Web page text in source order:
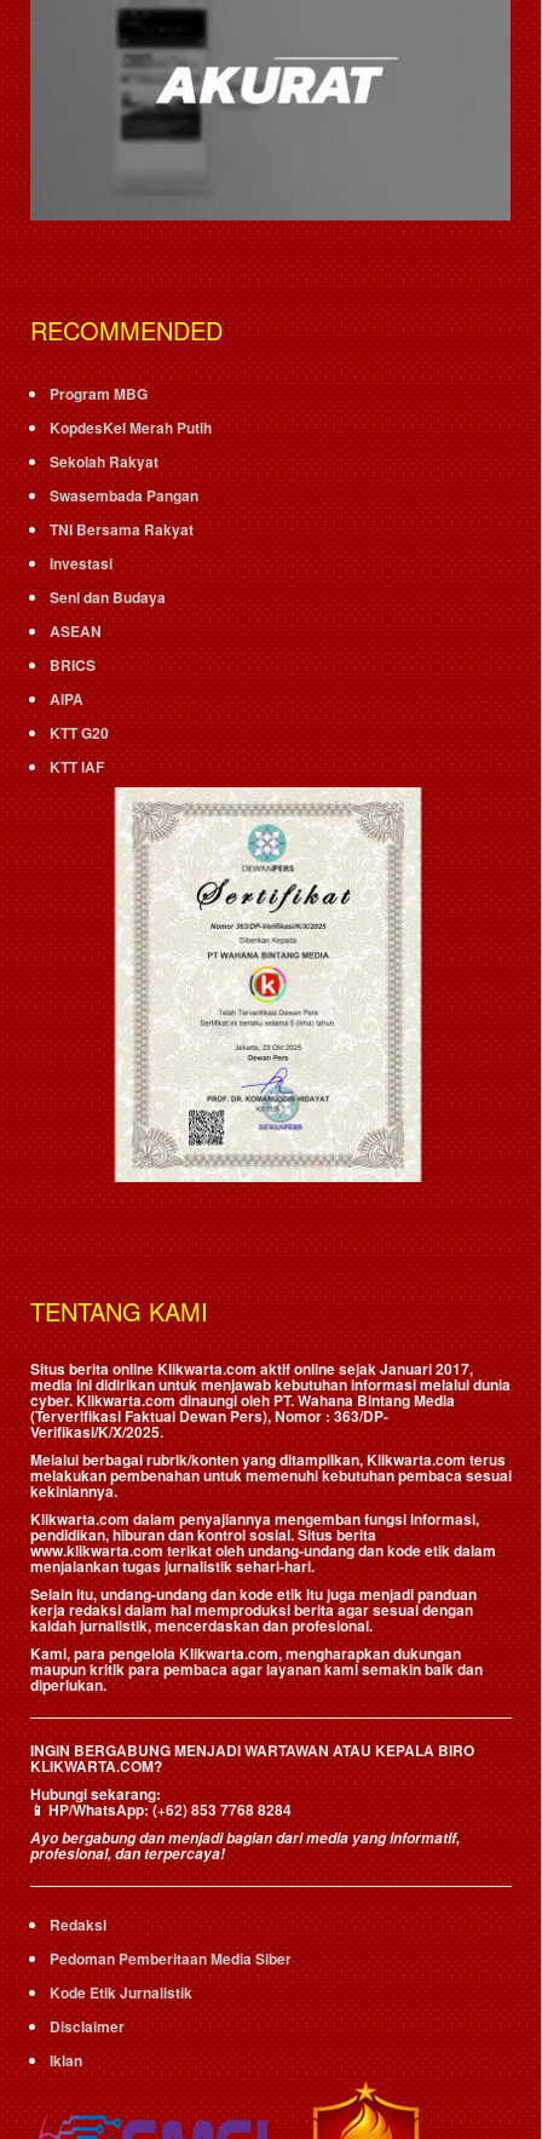
RECOMMENDED
Program MBG
KopdesKel Merah Putih
Sekolah Rakyat
Swasembada Pangan
TNI Bersama Rakyat
Investasi
Seni dan Budaya
ASEAN
BRICS
AIPA
KTT G20
KTT IAF
TENTANG KAMI
Situs berita online Klikwarta.com aktif online sejak Januari 2017,
media ini didirikan untuk menjawab kebutuhan informasi melalui dunia
cyber. Klikwarta.com dinaungi oleh PT. Wahana Bintang Media
(Terverifikasi Faktual Dewan Pers), Nomor : 363/DP-
Verifikasi/K/X/2025.
Melalui berbagai rubrik/konten yang ditampilkan, Klikwarta.com terus
melakukan pembenahan untuk memenuhi kebutuhan pembaca sesuai
kekiniannya.
Klikwarta.com dalam penyajiannya mengemban fungsi informasi,
pendidikan, hiburan dan kontrol sosial. Situs berita
www.klikwarta.com terikat oleh undang-undang dan kode etik dalam
menjalankan tugas jurnalistik sehari-hari.
Selain itu, undang-undang dan kode etik itu juga menjadi panduan
kerja redaksi dalam hal memproduksi berita agar sesuai dengan
kaidah jurnalistik, mencerdaskan dan profesional.
Kami, para pengelola Klikwarta.com, mengharapkan dukungan
maupun kritik para pembaca agar layanan kami semakin baik dan
diperlukan.
INGIN BERGABUNG MENJADI WARTAWAN ATAU KEPALA BIRO
KLIKWARTA.COM?
Hubungi sekarang:
📱HP/WhatsApp:(+62) 853 7768 8284
Ayo bergabung dan menjadi bagian dari media yang informatif,
profesional, dan terpercaya!
Redaksi
Pedoman Pemberitaan Media Siber
Kode Etik Jurnalistik
Disclaimer
Iklan